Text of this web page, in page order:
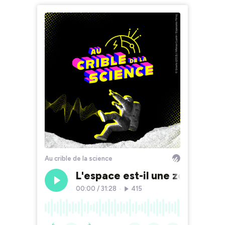
Au crible de la science
L'espace est-il une zone de
00:00 / 31:28 415